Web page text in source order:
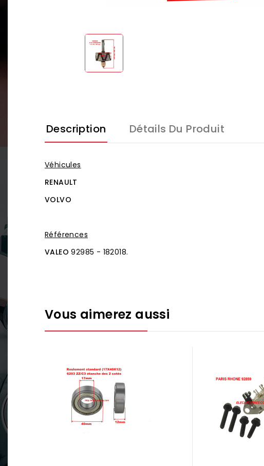
Description Détails Du Produit
Véhicules
RENAULT
VOLVO
Références
VALEO 92985 - 182018.
Vous aimerez aussi